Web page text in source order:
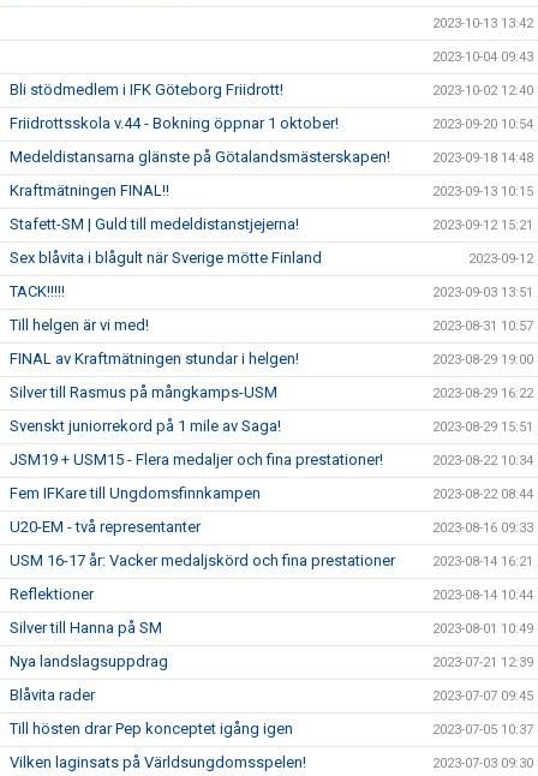
2023-10-13 13:42
2023-10-04 09:43
Bli stödmedlem i IFK Göteborg Friidrott! 2023-10-02 12:40
Friidrottsskola v.44 - Bokning öppnar 1 oktober! 2023-09-20 10:54
Medeldistansarna glänste på Götalandsmästerskapen! 2023-09-18 14:48
Kraftmätningen FINAL!! 2023-09-13 10:15
Stafett-SM | Guld till medeldistanstjejerna! 2023-09-12 15:21
Sex blåvita i blågult när Sverige mötte Finland 2023-09-12
TACK!!!!! 2023-09-03 13:51
Till helgen är vi med! 2023-08-31 10:57
FINAL av Kraftmätningen stundar i helgen! 2023-08-29 19:00
Silver till Rasmus på mångkamps-USM 2023-08-29 16:22
Svenskt juniorrekord på 1 mile av Saga! 2023-08-29 15:51
JSM19 + USM15 - Flera medaljer och fina prestationer! 2023-08-22 10:34
Fem IFKare till Ungdomsfinnkampen 2023-08-22 08:44
U20-EM - två representanter 2023-08-16 09:33
USM 16-17 år: Vacker medaljskörd och fina prestationer 2023-08-14 16:21
Reflektioner 2023-08-14 10:44
Silver till Hanna på SM 2023-08-01 10:49
Nya landslagsuppdrag 2023-07-21 12:39
Blåvita rader 2023-07-07 09:45
Till hösten drar Pep konceptet igång igen 2023-07-05 10:37
Vilken laginsats på Världsungdomsspelen! 2023-07-03 09:30